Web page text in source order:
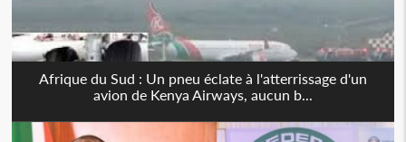
Afrique du Sud : Un pneu éclate à l'atterrissage d'un
avion de Kenya Airways, aucun b...